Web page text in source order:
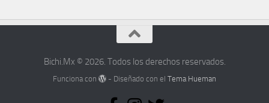
Bichi.Mx © 2026. Todos los derechos reservados.
Funciona con - Diseñado con elTema Hueman